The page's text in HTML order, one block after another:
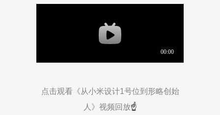
点击观看《从小米设计1号位到形略创始
人》视频回放☝️